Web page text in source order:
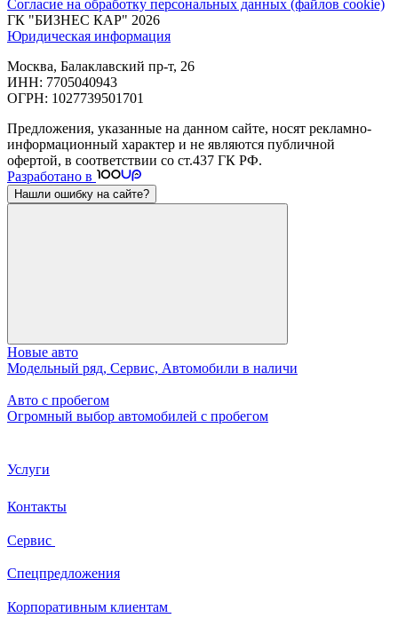
Согласие на обработку персональных данных (файлов cookie)
ГК "БИЗНЕС КАР" 2026
Юридическая информация
Москва, Балаклавский пр-т, 26
ИНН: 7705040943
ОГРН: 1027739501701
Предложения, указанные на данном сайте, носят рекламно-
информационный характер и не являются публичной
офертой, в соответствии со ст.437 ГК РФ.
Разработано в
Нашли ошибку на сайте?
Новые авто
Модельный ряд, Сервис, Автомобили в наличи
Авто с пробегом
Огромный выбор автомобилей с пробегом
Услуги
Контакты
Сервис
Спецпредложения
Корпоративным клиентам